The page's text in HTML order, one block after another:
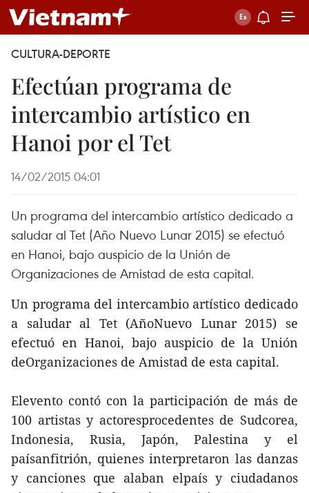
CULTURA-DEPORTE
Efectúan programa de
intercambio artístico en
Hanoi por el Tet
14/02/2015 04:01
Un programa del intercambio artístico dedicado a
saludar al Tet (Año Nuevo Lunar 2015) se efectuó
en Hanoi, bajo auspicio de la Unión de
Organizaciones de Amistad de esta capital.
Un programa del intercambio artístico dedicado
a saludar al Tet (AñoNuevo Lunar 2015) se
efectuó en Hanoi, bajo auspicio de la Unión
deOrganizaciones de Amistad de esta capital.
Elevento contó con la participación de más de
100 artistas y actoresprocedentes de Sudcorea,
Indonesia, Rusia, Japón, Palestina y el
paísanfitrión, quienes interpretaron las danzas
y canciones que alaban elpaís y ciudadanos